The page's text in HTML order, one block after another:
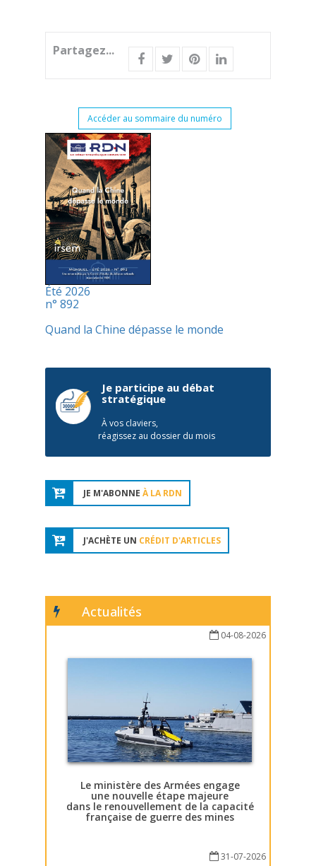
Partagez...
Accéder au sommaire du numéro
Été 2026
n° 892
Quand la Chine dépasse le monde
Je participe au débat
stratégique
À vos claviers,
réagissez au dossier du mois
JE M'ABONNE À LA RDN
J'ACHÈTE UN CRÉDIT D'ARTICLES
Actualités
04-08-2026
Le ministère des Armées engage
une nouvelle étape majeure
dans le renouvellement de la capacité
française de guerre des mines
31-07-2026